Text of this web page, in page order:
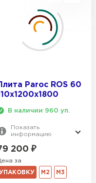
Paroc ROS 60
В наличии 960 уп.
Показать
информацию
200 ₽
Цена за
УПАКОВКУ М2 М3
Isover